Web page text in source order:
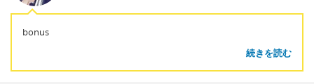
bonus
続きを読む